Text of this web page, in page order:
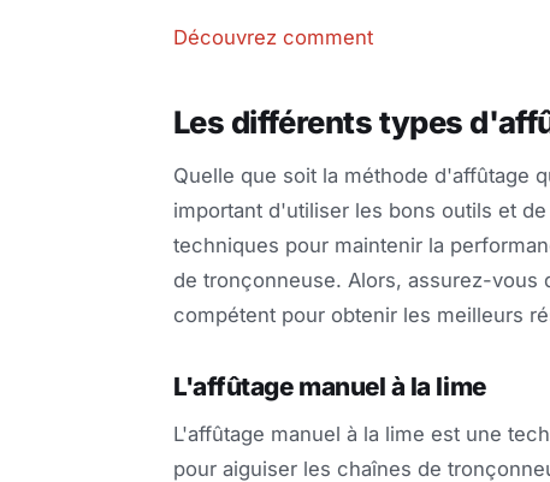
Découvrez comment
Les différents types
Quelle que soit la méthode d'affûtage
important d'utiliser les bons outils et
techniques pour maintenir la
de tronçonneuse. Alors, assurez-vous
compétent pour obtenir les meilleurs
L'affûtage manuel à la lime
L'affûtage manuel à la lime est une
pour aiguiser les chaînes de